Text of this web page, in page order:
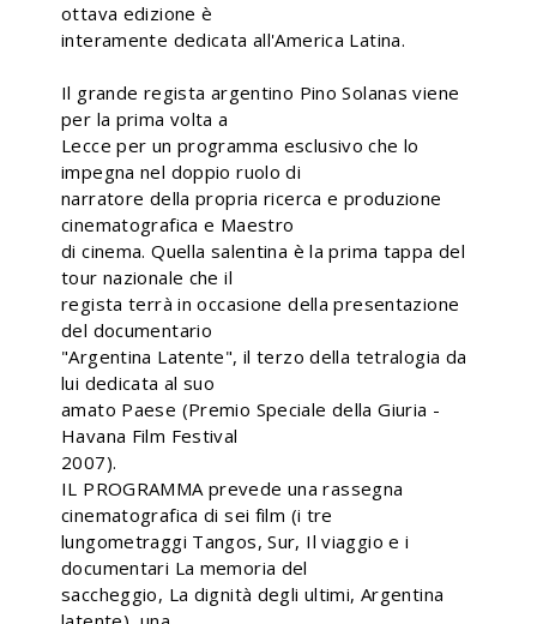
ottava edizione è
interamente dedicata all'America Latina.
Il grande regista argentino Pino Solanas viene
per la prima volta a
Lecce per un programma esclusivo che lo
impegna nel doppio ruolo di
narratore della propria ricerca e produzione
cinematografica e Maestro
di cinema. Quella salentina è la prima tappa del
tour nazionale che il
regista terrà in occasione della presentazione
del documentario
"Argentina Latente", il terzo della tetralogia da
lui dedicata al suo
amato Paese (Premio Speciale della Giuria -
Havana Film Festival
2007).
IL PROGRAMMA prevede una rassegna
cinematografica di sei film (i tre
lungometraggi Tangos, Sur, Il viaggio e i
documentari La memoria del
saccheggio, La dignità degli ultimi, Argentina